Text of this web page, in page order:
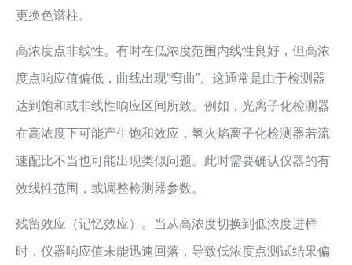
更换色谱柱。
高浓度点非线性。有时在低浓度范围内线性良好，但高浓
度点响应值偏低，曲线出现“弯曲”。这通常是由于检测器
达到饱和或非线性响应区间所致。例如，光离子化检测器
在高浓度下可能产生饱和效应，氢火焰离子化检测器若流
速配比不当也可能出现类似问题。此时需要确认仪器的有
效线性范围，或调整检测器参数。
残留效应（记忆效应）。当从高浓度切换到低浓度进样
时，仪器响应值未能迅速回落，导致低浓度点测试结果偏